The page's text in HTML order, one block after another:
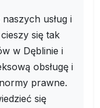
usług i
się tak
w Dęblinie i
obsługę i
prawne.
się